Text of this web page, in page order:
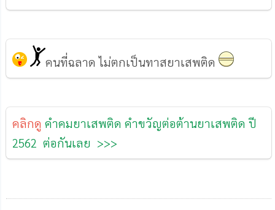
คนที่ฉลาด ไม่ตกเป็นทาสยาเสพติด
คลิกดู คำคมยาเสพติด คำขวัญต่อต้านยาเสพติด ปี
2562 ต่อกันเลย >>>